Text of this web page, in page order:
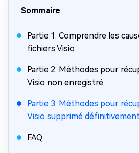
Sommaire
Partie 1: Comprendre les
fichiers Visio
Partie 2: Méthodes pour
Visio non enregistré
Partie 3: Méthodes pour
Visio supprimé
FAQ